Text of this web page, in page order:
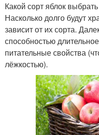
Какой сорт яблок
Насколько долго будут
зависит от их сорта.
способностью
питательные свойства
лёжкостью).